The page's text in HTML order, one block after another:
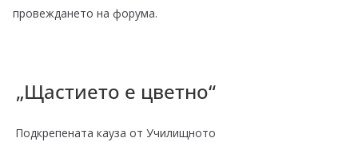
провеждането на форума.
„Щастието е цветно“
Подкрепената кауза от Училищното